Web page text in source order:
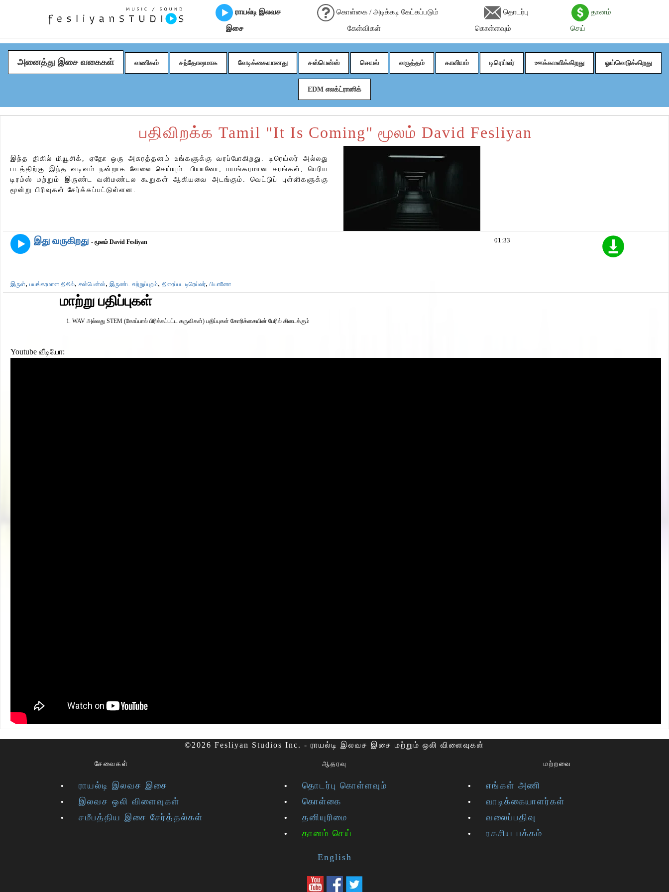
ராயல்டி இலவச
இசை
கொள்கை / அடிக்கடி கேட்கப்படும்
கேள்விகள்
தொடர்பு
கொள்ளவும்
தானம்
செய்
அனைத்து இசை வகைகள் வணிகம் சந்தோஷமாக வேடிக்கையானது சஸ்பென்ஸ் செயல் வருத்தம் காவியம் டிரெய்லர் ஊக்கமளிக்கிறது ஓய்வெடுக்கிறது
EDM எலக்ட்ரானிக்
பதிவிறக்க Tamil "It Is Coming" மூலம் David Fesliyan
இந்த திகில் மியூசிக், ஏதோ ஒரு அசுரத்தனம் உங்களுக்கு வரப்போகிறது. டிரெய்லர் அல்லது
படத்திற்கு இந்த வடிவம் நன்றாக வேலை செய்யும். பியானோ, பயங்கரமான சரங்கள், பெரிய
டிரம்ஸ் மற்றும் இருண்ட வளிமண்டல கூறுகள் ஆகியவை அடங்கும். வெட்டுப் புள்ளிகளுக்கு
மூன்று பிரிவுகள் சேர்க்கப்பட்டுள்ளன.
இது வருகிறது - மூலம் David Fesliyan
இருள், பயங்கரமான திகில், சஸ்பென்ஸ், இருண்ட சுற்றுப்புறம், திரைப்பட டிரெய்லர், பியானோ
01:33
மாற்று பதிப்புகள்
WAV அல்லது STEM (கோப்பால் பிரிக்கப்பட்ட கருவிகள்) பதிப்புகள் கோரிக்கையின் பேரில் கிடைக்கும்
Youtube வீடியோ:
©2026 Fesliyan Studios Inc. - ராயல்டி இலவச இசை மற்றும் ஒலி விளைவுகள்
சேவைகள்
ராயல்டி இலவச இசை
இலவச ஒலி விளைவுகள்
சமீபத்திய இசை சேர்த்தல்கள்
ஆதரவு
தொடர்பு கொள்ளவும்
கொள்கை
தனியுரிமை
தானம் செய்
மற்றவை
எங்கள் அணி
வாடிக்கையாளர்கள்
வலைப்பதிவு
ரகசிய பக்கம்
English